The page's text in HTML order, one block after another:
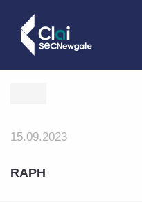
15.09.2023
RAPH